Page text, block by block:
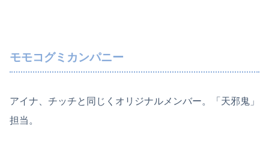
モモコグミカンパニー
アイナ、チッチと同じくオリジナルメンバー。「天邪鬼」
担当。